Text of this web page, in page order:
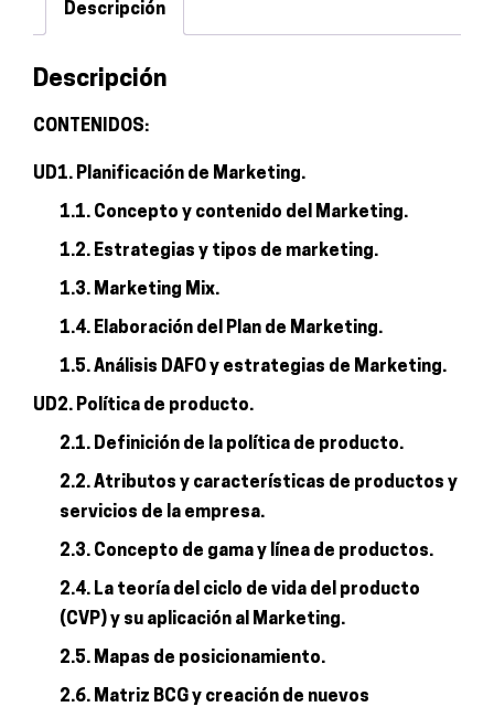
Descripción
Descripción
CONTENIDOS:
UD1. Planificación de Marketing.
1.1. Concepto y contenido del Marketing.
1.2. Estrategias y tipos de marketing.
1.3. Marketing Mix.
1.4. Elaboración del Plan de Marketing.
1.5. Análisis DAFO y estrategias de Marketing.
UD2. Política de producto.
2.1. Definición de la política de producto.
2.2. Atributos y características de productos y
servicios de la empresa.
2.3. Concepto de gama y línea de productos.
2.4. La teoría del ciclo de vida del producto
(CVP) y su aplicación al Marketing.
2.5. Mapas de posicionamiento.
2.6. Matriz BCG y creación de nuevos